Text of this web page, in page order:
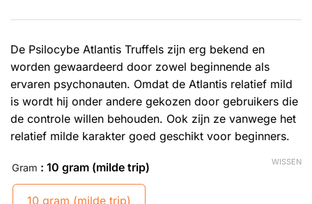
De Psilocybe Atlantis Truffels zijn erg bekend en
worden gewaardeerd door zowel beginnende als
ervaren psychonauten. Omdat de Atlantis relatief mild
is wordt hij onder andere gekozen door gebruikers die
de controle willen behouden. Ook zijn ze vanwege het
relatief milde karakter goed geschikt voor beginners.
Gram : 10 gram (milde trip)
10 gram (milde trip)
WISSEN